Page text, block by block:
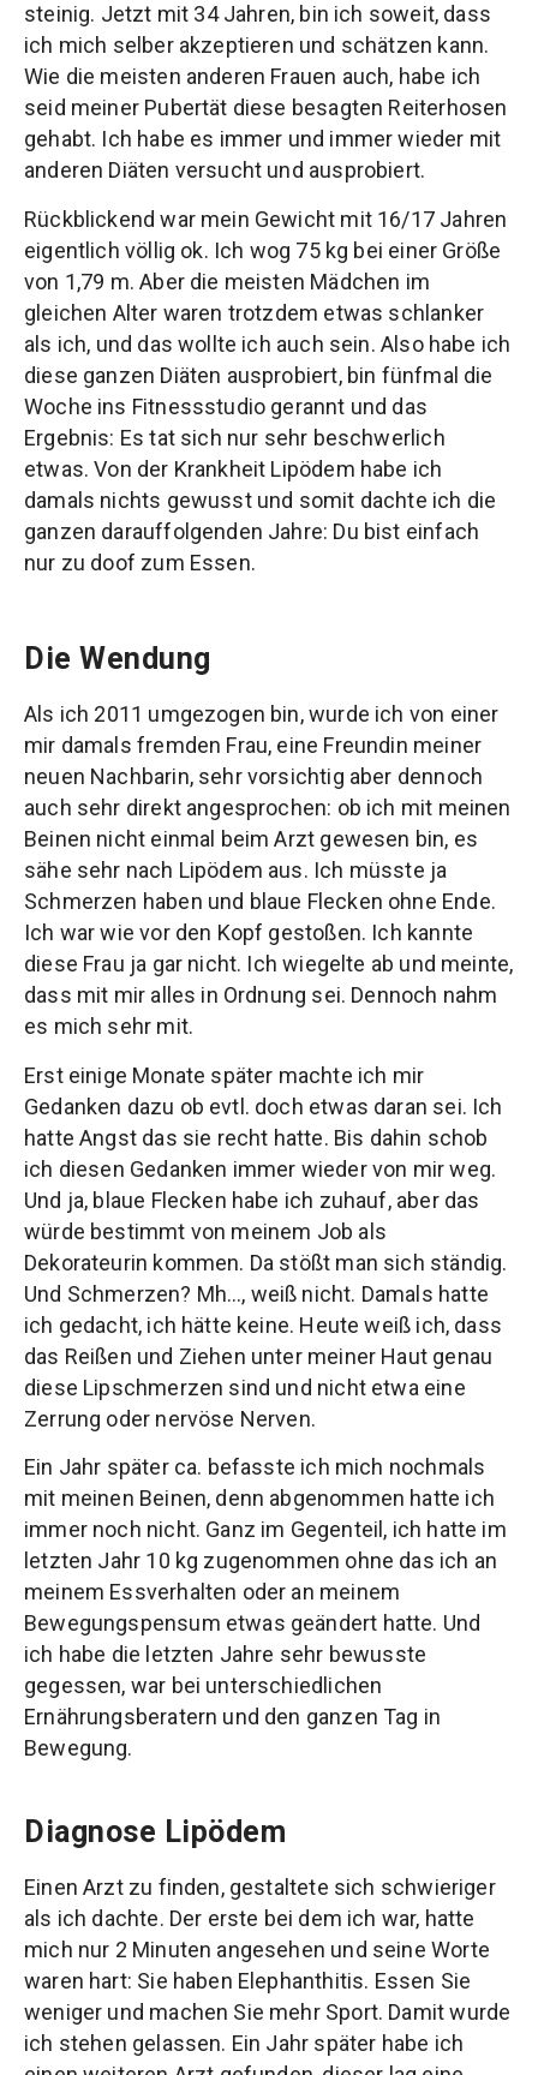
steinig. Jetzt mit 34 Jahren, bin ich soweit, dass
ich mich selber akzeptieren und schätzen kann.
Wie die meisten anderen Frauen auch, habe ich
seid meiner Pubertät diese besagten Reiterhosen
gehabt. Ich habe es immer und immer wieder mit
anderen Diäten versucht und ausprobiert.
Rückblickend war mein Gewicht mit 16/17 Jahren
eigentlich völlig ok. Ich wog 75 kg bei einer Größe
von 1,79 m. Aber die meisten Mädchen im
gleichen Alter waren trotzdem etwas schlanker
als ich, und das wollte ich auch sein. Also habe ich
diese ganzen Diäten ausprobiert, bin fünfmal die
Woche ins Fitnessstudio gerannt und das
Ergebnis: Es tat sich nur sehr beschwerlich
etwas. Von der Krankheit Lipödem habe ich
damals nichts gewusst und somit dachte ich die
ganzen darauffolgenden Jahre: Du bist einfach
nur zu doof zum Essen.
Die Wendung
Als ich 2011 umgezogen bin, wurde ich von einer
mir damals fremden Frau, eine Freundin meiner
neuen Nachbarin, sehr vorsichtig aber dennoch
auch sehr direkt angesprochen: ob ich mit meinen
Beinen nicht einmal beim Arzt gewesen bin, es
sähe sehr nach Lipödem aus. Ich müsste ja
Schmerzen haben und blaue Flecken ohne Ende.
Ich war wie vor den Kopf gestoßen. Ich kannte
diese Frau ja gar nicht. Ich wiegelte ab und meinte,
dass mit mir alles in Ordnung sei. Dennoch nahm
es mich sehr mit.
Erst einige Monate später machte ich mir
Gedanken dazu ob evtl. doch etwas daran sei. Ich
hatte Angst das sie recht hatte. Bis dahin schob
ich diesen Gedanken immer wieder von mir weg.
Und ja, blaue Flecken habe ich zuhauf, aber das
würde bestimmt von meinem Job als
Dekorateurin kommen. Da stößt man sich ständig.
Und Schmerzen? Mh…, weiß nicht. Damals hatte
ich gedacht, ich hätte keine. Heute weiß ich, dass
das Reißen und Ziehen unter meiner Haut genau
diese Lipschmerzen sind und nicht etwa eine
Zerrung oder nervöse Nerven.
Ein Jahr später ca. befasste ich mich nochmals
mit meinen Beinen, denn abgenommen hatte ich
immer noch nicht. Ganz im Gegenteil, ich hatte im
letzten Jahr 10 kg zugenommen ohne das ich an
meinem Essverhalten oder an meinem
Bewegungspensum etwas geändert hatte. Und
ich habe die letzten Jahre sehr bewusste
gegessen, war bei unterschiedlichen
Ernährungsberatern und den ganzen Tag in
Bewegung.
Diagnose Lipödem
Einen Arzt zu finden, gestaltete sich schwieriger
als ich dachte. Der erste bei dem ich war, hatte
mich nur 2 Minuten angesehen und seine Worte
waren hart: Sie haben Elephanthitis. Essen Sie
weniger und machen Sie mehr Sport. Damit wurde
ich stehen gelassen. Ein Jahr später habe ich